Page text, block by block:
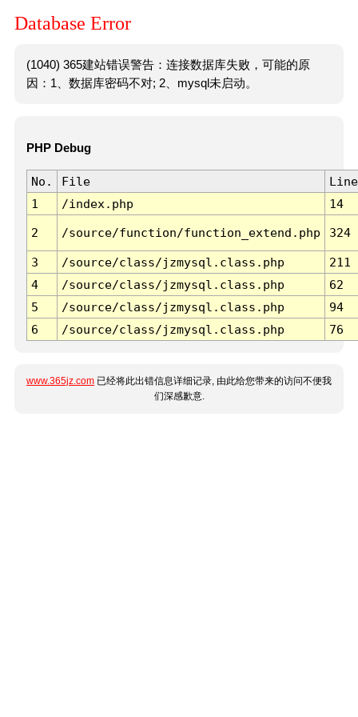
Database Error
(1040) 365建站错误警告：连接数据库失败，可能的原
因：1、数据库密码不对; 2、mysql未启动。
PHP Debug
No. File
Line
1
/index.php 14
2 /source/function/function_extend.php 324
3 /source/class/jzmysql.class.php
211
4
/source/class/jzmysql.class.php
62
5
/source/class/jzmysql.class.php
94
6
/source/class/jzmysql.class.php 76
www.365jz.com 已经将此出错信息详细记录, 由此给您带来的访问不便我
们深感歉意.